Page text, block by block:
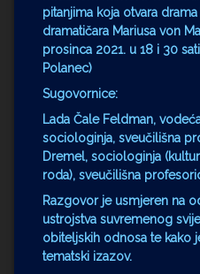
pitanjima koja otvara
dramatičara Mariusa von
prosinca 2021. u 18 i 30
Polanec)
Sugovornice:
Lada Čale Feldman,
sociologinja, sveučilišna
Dremel, sociologinja
roda), sveučilišna
Razgovor je usmjeren na
ustrojstva suvremenog
obiteljskih odnosa te kako
tematski izazov.